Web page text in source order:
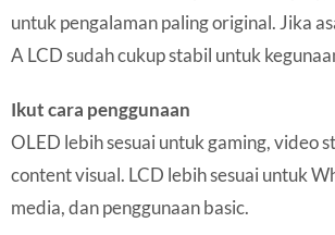
untuk pengalaman paling original. Jika
A LCD sudah cukup stabil untuk
Ikut cara penggunaan
OLED lebih sesuai untuk gaming, video
content visual. LCD lebih sesuai untuk
media, dan penggunaan basic.